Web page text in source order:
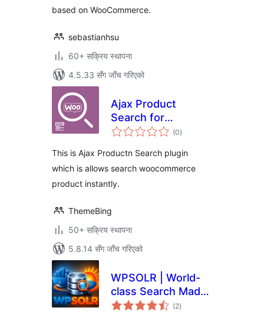
based on WooCommerce.
sebastianhsu
60+ सक्रिय स्थापना
4.5.33 सँग जाँच गरिएको
Ajax Product
Search for
WooCommerce
(0कुल
रेटिङ्गहरू
)
This is Ajax Productn Search plugin
which is allows search woocommerce
product instantly.
ThemeBing
50+ सक्रिय स्थापना
5.8.14 सँग जाँच गरिएको
WPSOLR | World-
class Search Made
Simple for Every
(2कुल
रेटिङ्गहरू
)